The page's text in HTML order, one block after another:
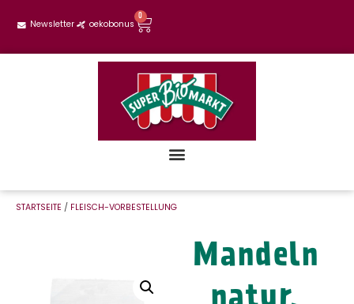
Newsletter oekobonus
0
STARTSEITE / FLEISCH-VORBESTELLUNG
Mandeln